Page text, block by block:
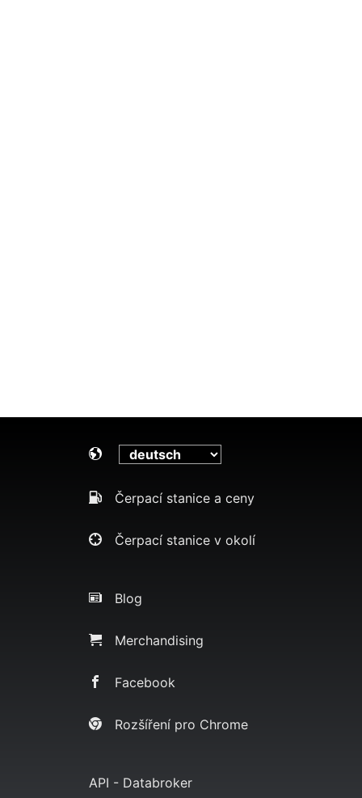
Čerpací stanice a ceny
Čerpací stanice v okolí
Blog
Merchandising
Facebook
Rozšíření pro Chrome
API - Databroker